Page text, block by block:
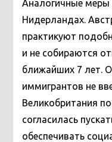
Аналогичные меры
Нидерландах.
практикуют
и не собираются
ближайших 7 лет.
иммигрантов не
Великобритания
согласилась
обеспечивать